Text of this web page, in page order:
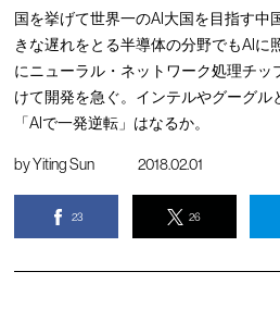
国を挙げて世界一のAI大国を目指す中
きな遅れをとる半導体の分野でもAIに
にニューラル・ネットワーク処理チッ
けて開発を急ぐ。インテルやグーグル
「AIで一発逆転」はなるか。
byYiting Sun 2018.02.01
23 26